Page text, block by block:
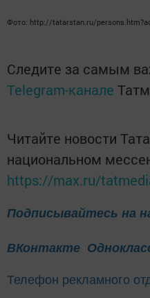
Фото: http://tatarstan.ru/
Следите за самым
Telegram-канале
Читайте новости
национальном
https://max.ru/
Подписывайтесь на
ВКонтакте
Телефон рекламного